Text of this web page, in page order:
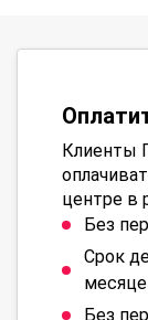
Клиенты
центре в
Без
Срок
Без